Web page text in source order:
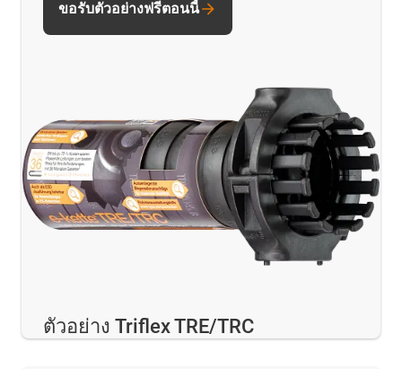
ตัวอย่าง Triflex TRE/TRC
ขอรับตัวอย่างฟรีตอนนี้